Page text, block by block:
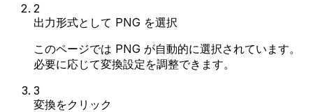
2
出力形式として PNG を選択
このページでは PNG が自動的に選択されています。
必要に応じて変換設定を調整できます。
3
変換をクリック